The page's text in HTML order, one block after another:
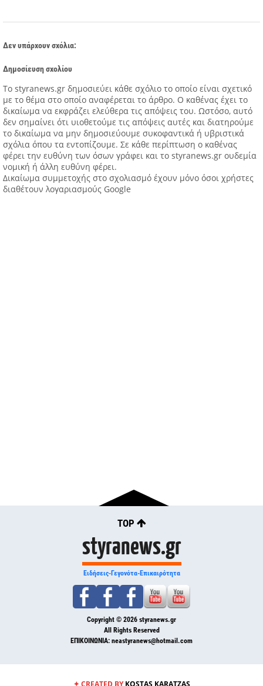
Δεν υπάρχουν σχόλια:
Δημοσίευση σχολίου
Tο styranews.gr δημοσιεύει κάθε σχόλιο το οποίο είναι σχετικό
με το θέμα στο οποίο αναφέρεται το άρθρο. Ο καθένας έχει το
δικαίωμα να εκφράζει ελεύθερα τις απόψεις του. Ωστόσο, αυτό
δεν σημαίνει ότι υιοθετούμε τις απόψεις αυτές και διατηρούμε
το δικαίωμα να μην δημοσιεύουμε συκοφαντικά ή υβριστικά
σχόλια όπου τα εντοπίζουμε. Σε κάθε περίπτωση ο καθένας
φέρει την ευθύνη των όσων γράφει και το styranews.gr ουδεμία
νομική ή άλλη ευθύνη φέρει.
Δικαίωμα συμμετοχής στο σχολιασμό έχουν μόνο όσοι χρήστες
διαθέτουν λογαριασμούς Google
TOP
styranews.gr
Ειδήσεις-Γεγονότα-Επικαιρότητα
Copyright © 2026 styranews.gr
All Rights Reserved
ΕΠΙΚΟΙΝΩΝΙΑ: neastyranews@hotmail.com